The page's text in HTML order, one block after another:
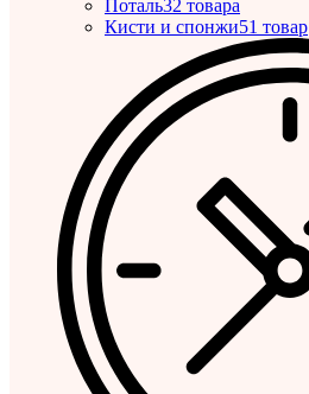
Поталь32 товара
Кисти и спонжи51 товар